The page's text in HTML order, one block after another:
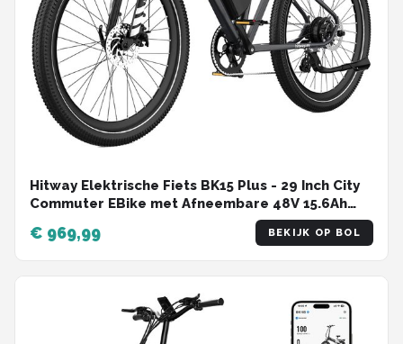
Hitway Elektrische Fiets BK15 Plus - 29 Inch City
Commuter EBike met Afneembare 48V 15.6Ah
Lithium Batterij - Mountain E-Bike met 250W
Motor - 7 Versnellingen - IP54 Waterdicht -
Elektrische Fietsen
€ 969,99 BEKIJK OP BOL